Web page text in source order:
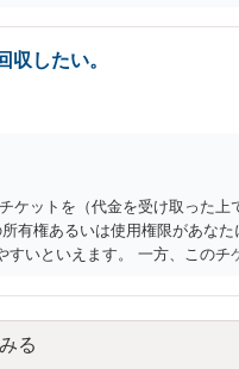
き訴訟も受任するかを聞いた
なく、代理人に訴状の受領を
すが）も住所は明らかにしな
の情報を割り出していくしか
したい。
ケットを（代金を受け取った上
有権あるいは使用権限があなた
すいといえます。 一方、このチ
果の実現に重大な障害が発生
返金すべきとするのが当事者
ます。 例えば、当該チケット
る